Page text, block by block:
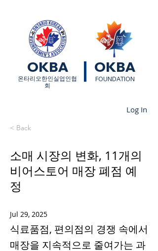
OKBA OKBA
​온타리오한인실업인협
회
FOUNDATION
Log In
< Back
소매 시장의 변화, 11개의
비어스토어 매장 폐점 예
정
Jul 29, 2025
식료품점, 편의점의 경쟁 속에서
매장을 지속적으로 줄여가는 과